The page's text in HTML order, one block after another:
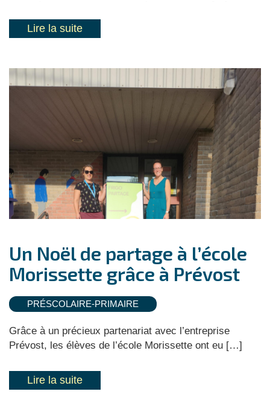
Lire la suite
Un Noël de partage à l’école
Morissette grâce à Prévost
PRÉSCOLAIRE-PRIMAIRE
Grâce à un précieux partenariat avec l’entreprise
Prévost, les élèves de l’école Morissette ont eu […]
Lire la suite